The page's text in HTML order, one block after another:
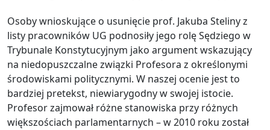
Osoby wnioskujące o usunięcie prof. Jakuba Steliny z
listy pracowników UG podnosiły jego rolę Sędziego w
Trybunale Konstytucyjnym jako argument wskazujący
na niedopuszczalne związki Profesora z określonymi
środowiskami politycznymi. W naszej ocenie jest to
bardziej pretekst, niewiarygodny w swojej istocie.
Profesor zajmował różne stanowiska przy różnych
większościach parlamentarnych – w 2010 roku został